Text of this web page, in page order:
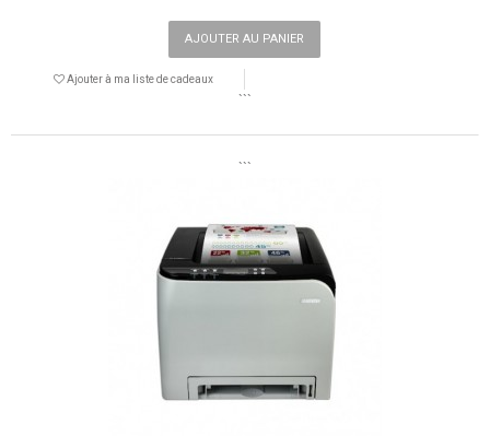
AJOUTER AU PANIER
Ajouter à ma liste de cadeaux
```
```